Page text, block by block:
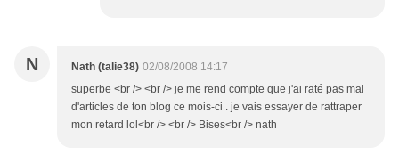
N Nath (talie38) 02/08/2008 14:17
superbe <br /> <br /> je me rend compte que j'ai raté pas mal
d'articles de ton blog ce mois-ci . je vais essayer de rattraper
mon retard lol<br /> <br /> Bises<br /> nath